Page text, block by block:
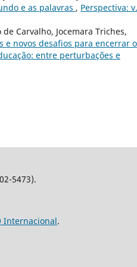
e as palavras , Perspectiva:
Carvalho, Jocemara Triches,
e novos desafios para encerrar o
entre perturbações e
5473).
Internacional.